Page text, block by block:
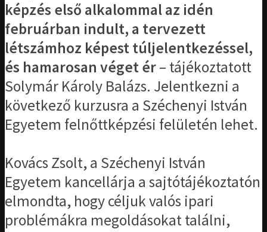
képzés első alkalommal az idén
februárban indult, a tervezett
létszámhoz képest túljelentkezéssel,
és hamarosan véget ér– tájékoztatott
Solymár Károly Balázs. Jelentkezni a
következő kurzusra a Széchenyi István
Egyetem felnőttképzési felületén lehet.
Kovács Zsolt, a Széchenyi István
Egyetem kancellárja a sajtótájékoztatón
elmondta, hogy céljuk valós ipari
problémákra megoldásokat találni,